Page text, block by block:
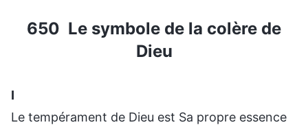
650 Le symbole de la colère de
Dieu
Ⅰ
Le tempérament de Dieu est Sa propre essence